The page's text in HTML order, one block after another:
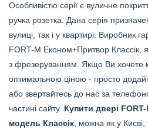
Особливістю серії є вуличне
ручка розетка. Дана серія
вулиці, так і у квартирі. Виробник
FORT-M Економ+Притвор Классік,
з фрезеруванням. Якщо Ви хочете
оптимальною ціною - просто
або звертайтесь до нас за
частині сайту. Купити двері
модель Классік , можна як у Києві,